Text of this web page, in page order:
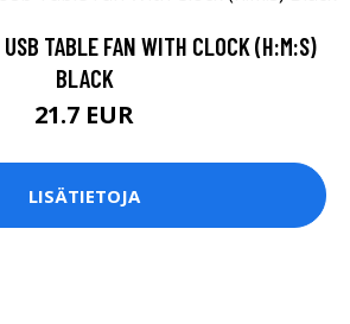
USB TABLE FAN WITH CLOCK (H:M:S)
BLACK
21.7 EUR
LISÄTIETOJA